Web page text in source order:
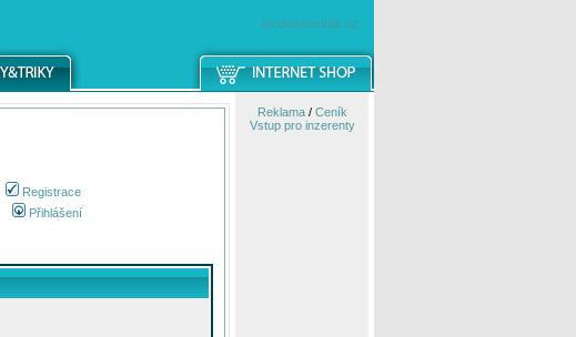
windowsmobile.cz
Registrace
Přihlášení
Reklama/ Ceník
Vstup pro inzerenty